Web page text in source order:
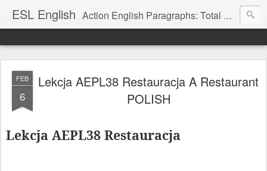
ESL English Action English Paragraphs: Total Physical Response (TPR) Paragraphs for the High School and Adult Language Student
FEB
6
Lekcja AEPL38 Restauracja A Restaurant
POLISH
Lekcja AEPL38 Restauracja